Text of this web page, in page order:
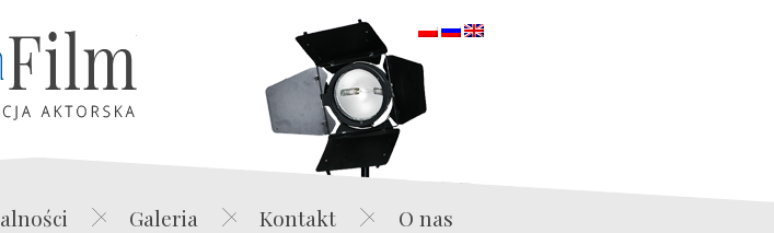
Edwin Film Agencja Aktorska
Galeria Kontakt O nas